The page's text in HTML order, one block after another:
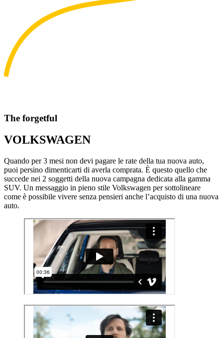
The forgetful
VOLKSWAGEN
Quando per 3 mesi non devi pagare le rate della tua nuova auto,
puoi persino dimenticarti di averla comprata. È questo quello che
succede nei 2 soggetti della nuova campagna dedicata alla gamma
SUV. Un messaggio in pieno stile Volkswagen per sottolineare
come è possibile vivere senza pensieri anche l’acquisto di una nuova
auto.